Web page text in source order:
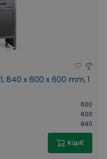
840 x 600 x 600 mm, 1
600
600
840
Kúpiť